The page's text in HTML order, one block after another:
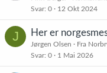
Svar 0 12 Okt 2024
J Her er
Jørgen Olsen
Fra
Svar 0 1 Mai 2026